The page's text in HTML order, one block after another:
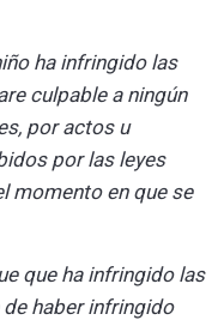
ha infringido las
culpable a ningún
por actos u
por las leyes
momento en que se
que ha infringido las
de haber infringido